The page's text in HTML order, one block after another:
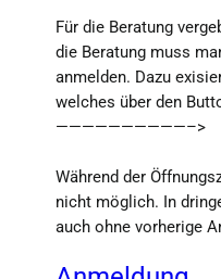
Für die Beratung
die Beratung muss
anmelden. Dazu
welches über den
——————————–>
Während der
nicht möglich. In
auch ohne vorherige